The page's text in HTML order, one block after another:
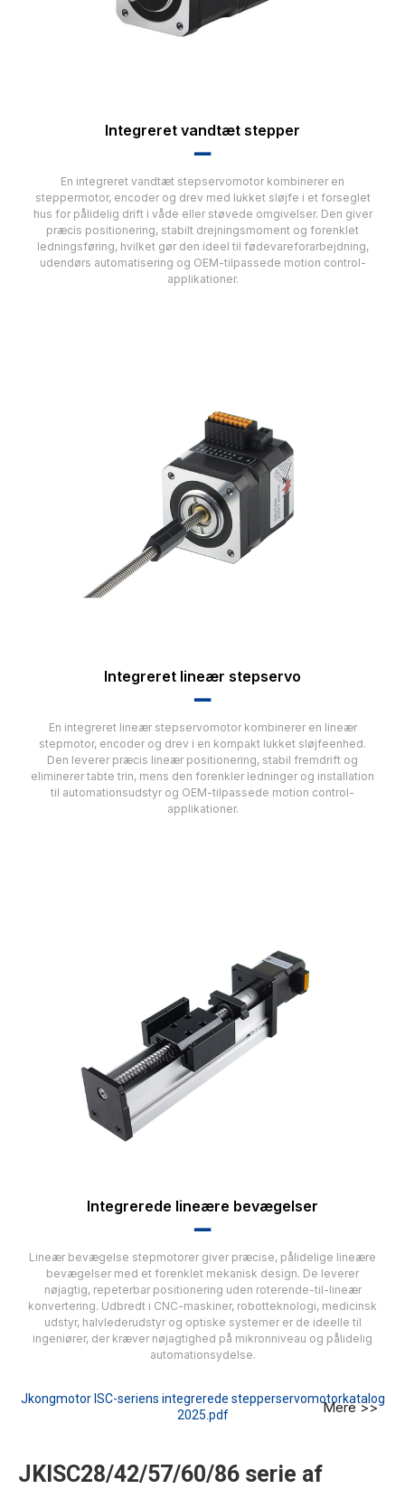
Integreret vandtæt stepper
▂▂
En integreret vandtæt stepservomotor kombinerer en
steppermotor, encoder og drev med lukket sløjfe i et forseglet
hus for pålidelig drift i våde eller støvede omgivelser. Den giver
præcis positionering, stabilt drejningsmoment og forenklet
ledningsføring, hvilket gør den ideel til fødevareforarbejdning,
udendørs automatisering og OEM-tilpassede motion control-
applikationer.
Integreret lineær stepservo
▂▂
En integreret lineær stepservomotor kombinerer en lineær
stepmotor, encoder og drev i en kompakt lukket sløjfeenhed.
Den leverer præcis lineær positionering, stabil fremdrift og
eliminerer tabte trin, mens den forenkler ledninger og installation
til automationsudstyr og OEM-tilpassede motion control-
applikationer.
Integrerede lineære bevægelser
▂▂
Lineær bevægelse stepmotorer giver præcise, pålidelige lineære
bevægelser med et forenklet mekanisk design. De leverer
nøjagtig, repeterbar positionering uden roterende-til-lineær
konvertering. Udbredt i CNC-maskiner, robotteknologi, medicinsk
udstyr, halvlederudstyr og optiske systemer er de ideelle til
ingeniører, der kræver nøjagtighed på mikronniveau og pålidelig
automationsydelse.
Jkongmotor ISC-seriens integrerede stepperservomotorkatalog
2025.pdf
Mere >>
JKISC28/42/57/60/86 serie af